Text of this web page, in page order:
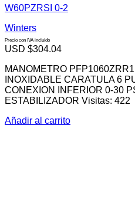
W60PZRSI 0-2
Winters
Precio con IVA incluido
USD $304.04
MANOMETRO
INOXIDABLE CARATULA 6
CONEXION INFERIOR 0-30
ESTABILIZADOR Visitas: 422
Añadir al carrito